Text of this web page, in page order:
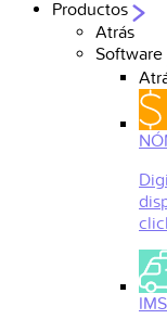
Productos
Atrás
Software